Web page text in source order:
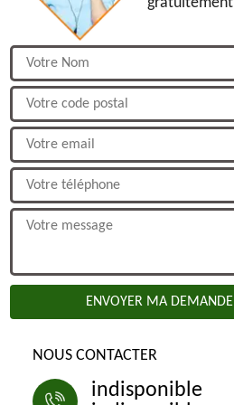
NOUS CONTACTER
indisponible